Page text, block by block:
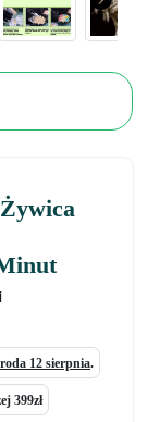
12 sierpnia.
399zł